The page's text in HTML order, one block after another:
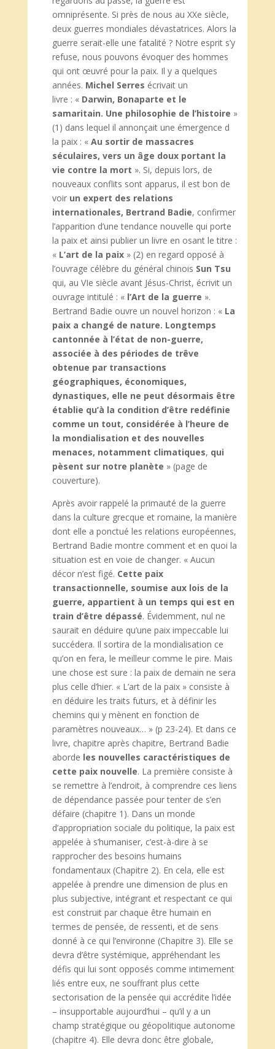
omniprésente. Si près de nous au XXe siècle,
deux guerres mondiales dévastatrices. Alors la
guerre serait-elle une fatalité ? Notre esprit s’y
refuse, nous pouvons évoquer des hommes
qui ont œuvré pour la paix. Il y a quelques
années. Michel Serres écrivait un
livre : « Darwin, Bonaparte et le
samaritain. Une philosophie de l’histoire »
(1) dans lequel il annonçait une émergence d
la paix : « Au sortir de massacres
séculaires, vers un âge doux portant la
vie contre la mort ». Si, depuis lors, de
nouveaux conflits sont apparus, il est bon de
voir un expert des relations
internationales, Bertrand Badie, confirmer
l’apparition d’une tendance nouvelle qui porte
la paix et ainsi publier un livre en osant le titre :
« L’art de la paix» (2) en regard opposé à
l’ouvrage célèbre du général chinois Sun Tsu
qui, au VIe siècle avant Jésus-Christ, écrivit un
ouvrage intitulé : « l’Art de la guerre ».
Bertrand Badie ouvre un nouvel horizon : « La
paix a changé de nature. Longtemps
cantonnée à l’état de non-guerre,
associée à des périodes de trêve
obtenue par transactions
géographiques, économiques,
dynastiques, elle ne peut désormais être
établie qu’à la condition d’être redéfinie
comme un tout, considérée à l’heure de
la mondialisation et des nouvelles
menaces, notamment climatiques, qui
pèsent sur notre planète » (page de
couverture).
Après avoir rappelé la primauté de la guerre
dans la culture grecque et romaine, la manière
dont elle a ponctué les relations européennes,
Bertrand Badie montre comment et en quoi la
situation est en voie de changer. « Aucun
décor n’est figé. Cette paix
transactionnelle, soumise aux lois de la
guerre, appartient à un temps qui est en
train d’être dépassé. Évidemment, nul ne
saurait en déduire qu’une paix impeccable lui
succédera. Il sortira de la mondialisation ce
qu’on en fera, le meilleur comme le pire. Mais
une chose est sure : la paix de demain ne sera
plus celle d’hier. « L’art de la paix » consiste à
en déduire les traits futurs, et à définir les
chemins qui y mènent en fonction de
paramètres nouveaux… » (p 23-24). Et dans ce
livre, chapitre après chapitre, Bertrand Badie
aborde les nouvelles caractéristiques de
cette paix nouvelle. La première consiste à
se remettre à l’endroit, à comprendre ces liens
de dépendance passée pour tenter de s’en
défaire (chapitre 1). Dans un monde
d’appropriation sociale du politique, la paix est
appelée à s’humaniser, c’est-à-dire à se
rapprocher des besoins humains
fondamentaux (Chapitre 2). En cela, elle est
appelée à prendre une dimension de plus en
plus subjective, intégrant et respectant ce qui
est construit par chaque être humain en
termes de pensée, de ressenti, et de sens
donné à ce qui l’environne (Chapitre 3). Elle se
devra d’être systémique, appréhendant les
défis qui lui sont opposés comme intimement
liés entre eux, ne souffrant plus cette
sectorisation de la pensée qui accrédite l’idée
– insupportable aujourd’hui – qu’il y a un
champ stratégique ou géopolitique autonome
(chapitre 4). Elle devra donc être globale,